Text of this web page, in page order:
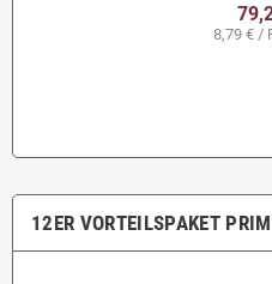
8,79 € /
12ER VORTEILSPAKET